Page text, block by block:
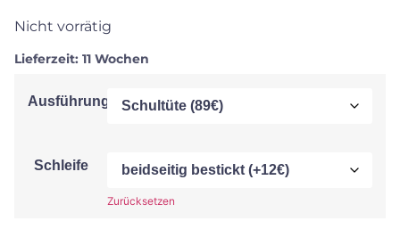
Nicht vorrätig
Lieferzeit: 11 Wochen
Ausführung
Schleife
Zurücksetzen